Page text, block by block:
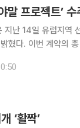
말 프로젝트’
지난 14일 유럽지역
시아 국영 선사인 소브콤플롯
예약계약을 따낸 바
‘활짝’